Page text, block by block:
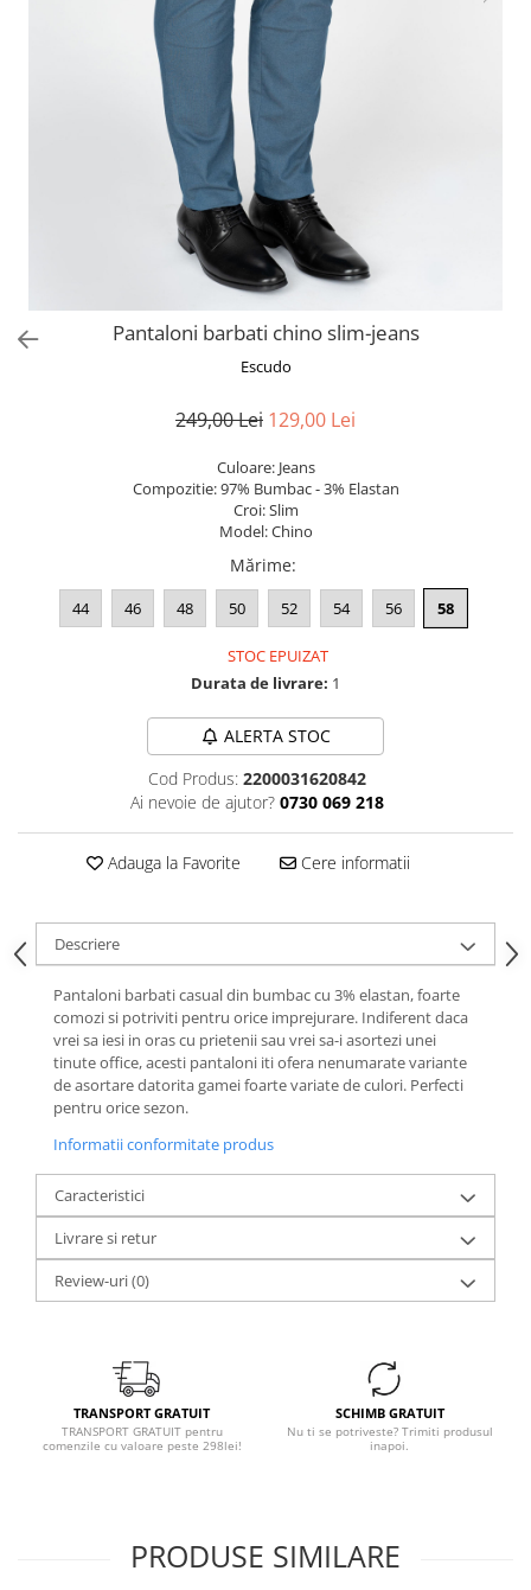
Pantaloni barbati chino slim-jeans
Escudo
249,00 Lei 129,00 Lei
Culoare: Jeans
Compozitie: 97% Bumbac - 3% Elastan
Croi: Slim
Model: Chino
Mărime:
44 46 48 50 52 54 56 58
STOC EPUIZAT
Durata de livrare: 1
ALERTA STOC
Cod Produs: 2200031620842
Ai nevoie de ajutor? 0730 069 218
Adauga la Favorite Cere informatii
Descriere
Pantaloni barbati casual din bumbac cu 3% elastan, foarte
comozi si potriviti pentru orice imprejurare. Indiferent daca
vrei sa iesi in oras cu prietenii sau vrei sa-i asortezi unei
tinute office, acesti pantaloni iti ofera nenumarate variante
de asortare datorita gamei foarte variate de culori. Perfecti
pentru orice sezon.
Informatii conformitate produs
Caracteristici
Livrare si retur
Review-uri(0)
TRANSPORT GRATUIT
TRANSPORT GRATUIT pentru
comenzile cu valoare peste 298lei!
SCHIMB GRATUIT
Nu ti se potriveste? Trimiti produsul
inapoi.
PRODUSE SIMILARE